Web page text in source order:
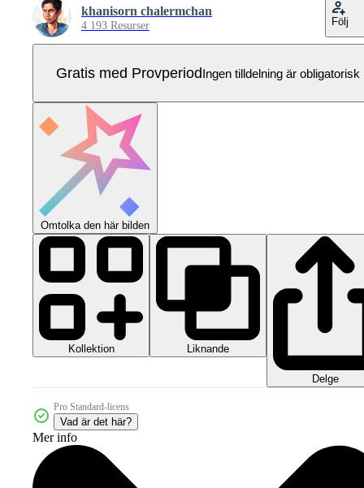
khanisorn chalermchan
4 193 Resurser Följ
Gratis med ProvperiodIngen tilldelning är obligatorisk
Omtolka den här bilden
Kollektion Liknande
Delge
Pro Standard-licens
Vad är det här?
Mer info